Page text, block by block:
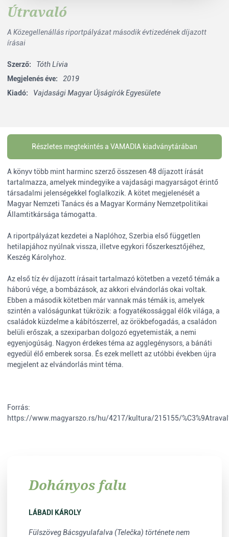
Útravaló
A Közegellenállás riportpályázat második évtizedének díjazott
írásai
Szerző:
Tóth Lívia
Megjelenés éve:
2019
Kiadó:
Vajdasági Magyar Újságírók Egyesülete
Részletes megtekintés a VAMADIA kiadványtárában
A könyv több mint harminc szerző összesen 48 díjazott írását
tartalmazza, amelyek mindegyike a vajdasági magyarságot érintő
társadalmi jelenségekkel foglalkozik. A kötet megjelenését a
Magyar Nemzeti Tanács és a Magyar Kormány Nemzetpolitikai
Államtitkársága támogatta.
A riportpályázat kezdetei a Naplóhoz, Szerbia első független
hetilapjához nyúlnak vissza, illetve egykori főszerkesztőjéhez,
Keszég Károlyhoz.
Az első tíz év díjazott írásait tartalmazó kötetben a vezető témák a
háború vége, a bombázások, az akkori elvándorlás okai voltak.
Ebben a második kötetben már vannak más témák is, amelyek
szintén a valóságunkat tükrözik: a fogyatékossággal élők világa, a
családok küzdelme a kábítószerrel, az örökbefogadás, a családon
belüli erőszak, a szexiparban dolgozó egyetemisták, a nemi
egyenjogúság. Nagyon érdekes téma az agglegénysors, a bánáti
egyedül élő emberek sorsa. És ezek mellett az utóbbi években újra
megjelent az elvándorlás mint téma.
Forrás:
https://www.magyarszo.rs/hu/4217/kultura/215155/
Dohányos falu
LÁBADI KÁROLY
Fülszöveg Bácsgyulafalva (Telečka) története nem